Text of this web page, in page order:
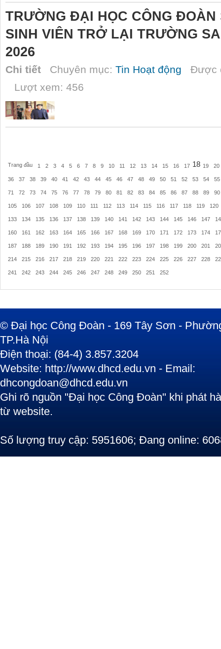
TRƯỜNG ĐẠI HỌC CÔNG
SINH VIÊN TRỞ LẠI TRƯỜNG
2026
Chi tiết Chuyên mục: Tin Hoạt động Được
Lượt xem: 456
Trang đầu 1 2 3 4 5 6 7 8 9 10 11 12 13 14 15 16 17 18 19 20
36 37 38 39 40 41 42 43 44 45 46 47 48 49 50 51 52 53 54 55
71 72 73 74 75 76 77 78 79 80 81 82 83 84 85 86 87 88 89 90
105 106 107 108 109 110 111 112 113 114 115 116 117 118 119 120
133 134 135 136 137 138 139 140 141 142 143 144 145 146 147
160 161 162 163 164 165 166 167 168 169 170 171 172 173 174
187 188 189 190 191 192 193 194 195 196 197 198 199 200 201
214 215 216 217 218 219 220 221 222 223 224 225 226 227 228
241 242 243 244 245 246 247 248 249 250 251 252
© Đại học Công Đoàn - 169 Tây Sơn -
TP.Hà Nội
Điện thoại: (84-4) 3.857.3204
Website: http://www.dhcd.edu.vn - Email:
dhcongdoan@dhcd.edu.vn
Ghi rõ nguồn "Đại học Công Đoàn" khi phát
từ website.
Số lượng truy cập: 5951606; Đang online: